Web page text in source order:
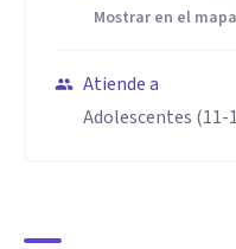
Mostrar en el mapa
Atiende a
Adolescentes (11-